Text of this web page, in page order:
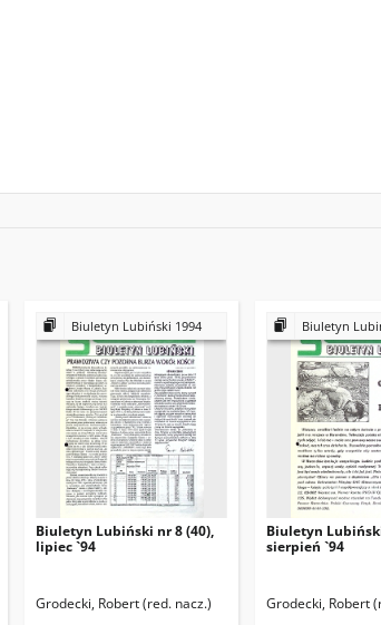
Biuletyn Lubiński 1994
Biuletyn Lubiński nr 8 (40),
lipiec `94
Grodecki, Robert (red. nacz.)
Biuletyn
Biuletyn
sierpień `94
Grodecki, Robert